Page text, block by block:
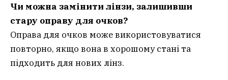
Чи можна замінити лінзи, залишивши
стару оправу для очков?
Оправа для очков може використовуватися
повторно, якщо вона в хорошому стані та
підходить для нових лінз.